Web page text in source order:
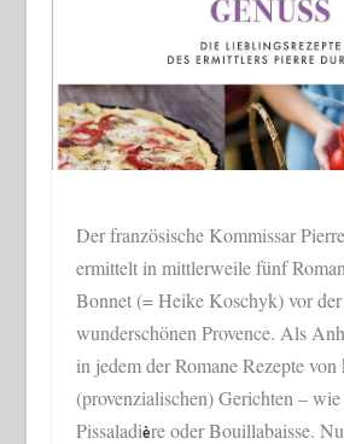
Der französische Kommissar
ermittelt in mittlerweile fünf
Bonnet (= Heike Koschyk) vor
wunderschönen Provence. Als
in jedem der Romane Rezepte von
(provenzialischen) Gerichten –
Pissaladière oder Bouillabaisse.